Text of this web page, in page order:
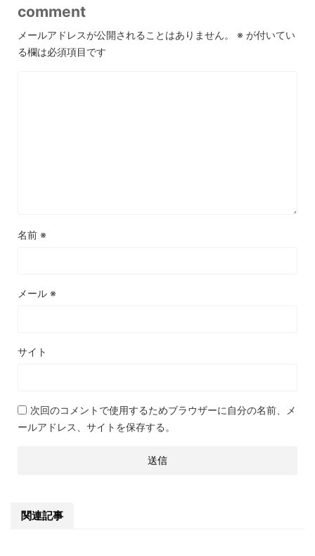
comment
メールアドレスが公開されることはありません。 ※ が付いてい
る欄は必須項目です
名前 ※
メール ※
サイト
次回のコメントで使用するためブラウザーに自分の名前、メ
ールアドレス、サイトを保存する。
関連記事